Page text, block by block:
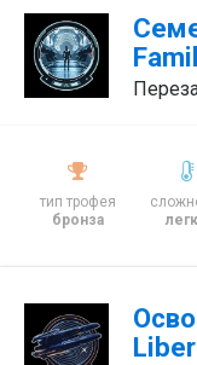
тип трофея
бронза